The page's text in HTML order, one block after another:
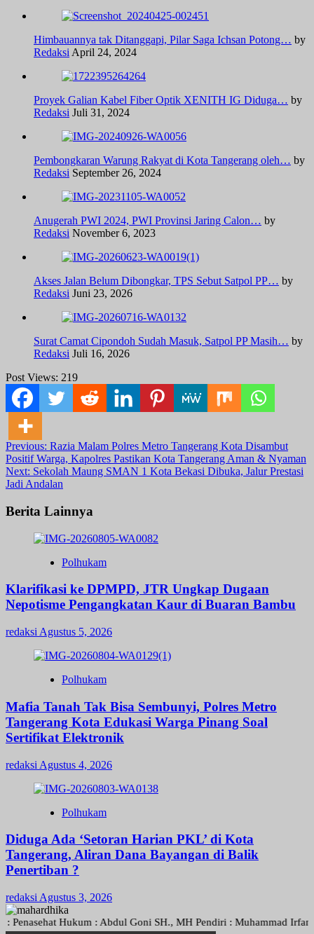
Himbauannya tak Ditanggapi, Pilar Saga Ichsan Potong… by
Redaksi April 24, 2024
Proyek Galian Kabel Fiber Optik XENITH IG Diduga… by
Redaksi Juli 31, 2024
Pembongkaran Warung Rakyat di Kota Tangerang oleh… by
Redaksi September 26, 2024
Anugerah PWI 2024, PWI Provinsi Jaring Calon… by
Redaksi November 6, 2023
Akses Jalan Belum Dibongkar, TPS Sebut Satpol PP… by
Redaksi Juni 23, 2026
Surat Camat Cipondoh Sudah Masuk, Satpol PP Masih… by
Redaksi Juli 16, 2026
Post Views: 219
Post
navigation
Previous: Razia Malam Polres Metro Tangerang Kota Disambut
Positif Warga, Kapolres Pastikan Kota Tangerang Aman & Nyaman
Next: Sekolah Maung SMAN 1 Kota Bekasi Dibuka, Jalur Prestasi
Jadi Andalan
Berita Lainnya
Polhukam
Klarifikasi ke DPMPD, JTR Ungkap Dugaan
Nepotisme Pengangkatan Kaur di Buaran Bambu
redaksi Agustus 5, 2026
Polhukam
Mafia Tanah Tak Bisa Sembunyi, Polres Metro
Tangerang Kota Edukasi Warga Pinang Soal
Sertifikat Elektronik
redaksi Agustus 4, 2026
Polhukam
Diduga Ada ‘Setoran Harian PKL’ di Kota
Tangerang, Aliran Dana Bayangan di Balik
Penertiban ?
redaksi Agustus 3, 2026
Hukum : Abdul Goni SH., MH Pendiri : Muhammad